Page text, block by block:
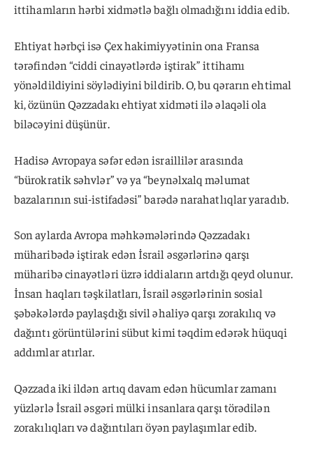
ittihamların hərbi xidmətlə bağlı olmadığını iddia edib.
Ehtiyat hərbçi isə Çex hakimiyyətinin ona Fransa
tərəfindən “ciddi cinayətlərdə iştirak” ittihamı
yönəldildiyini söylədiyini bildirib. O, bu qərarın ehtimal
ki, özünün Qəzzadakı ehtiyat xidməti ilə əlaqəli ola
biləcəyini düşünür.
Hadisə Avropaya səfər edən israillilər arasında
“bürokratik səhvlər” və ya “beynəlxalq məlumat
bazalarının sui-istifadəsi” barədə narahatlıqlar yaradıb.
Son aylarda Avropa məhkəmələrində Qəzzadakı
müharibədə iştirak edən İsrail əsgərlərinə qarşı
müharibə cinayətləri üzrə iddiaların artdığı qeyd olunur.
İnsan haqları təşkilatları, İsrail əsgərlərinin sosial
şəbəkələrdə paylaşdığı sivil əhaliyə qarşı zorakılıq və
dağıntı görüntülərini sübut kimi təqdim edərək hüquqi
addımlar atırlar.
Qəzzada iki ildən artıq davam edən hücumlar zamanı
yüzlərlə İsrail əsgəri mülki insanlara qarşı törədilən
zorakılıqları və dağıntıları öyən paylaşımlar edib.